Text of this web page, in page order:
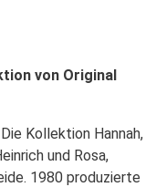
von Original
Kollektion Hannah,
und Rosa,
1980 produzierte